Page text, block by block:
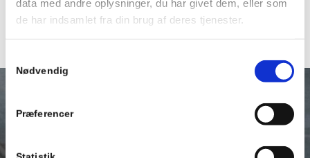
data med andre oplysninger, du har givet dem, eller som
de har indsamlet fra din brug af deres tjenester.
Nødvendig
Præferencer